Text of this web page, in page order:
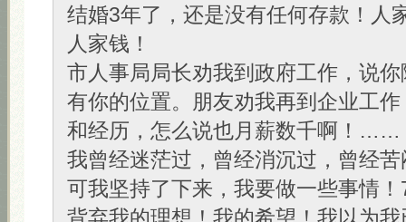
结婚3年了，还是没有任何存款！人
人家钱！
市人事局局长劝我到政府工作，说
有你的位置。朋友劝我再到企业工
和经历，怎么说也月薪数千啊！……
我曾经迷茫过，曾经消沉过，曾经
可我坚持了下来，我要做一些事情